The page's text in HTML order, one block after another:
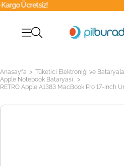
Anasayfa > Tüketici Elektroniği ve
Apple Notebook Bataryası >
RETRO Apple A1383 MacBook Pro 17-inch